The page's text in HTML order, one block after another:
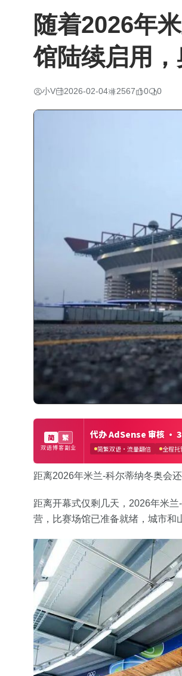
随着2026年
馆陆续启用
小V 2026-02-04 2567 0 0
距离2026年米兰-科尔蒂纳冬奥会
距离开幕式仅剩几天，2026年米
营，比赛场馆已准备就绪，城市和